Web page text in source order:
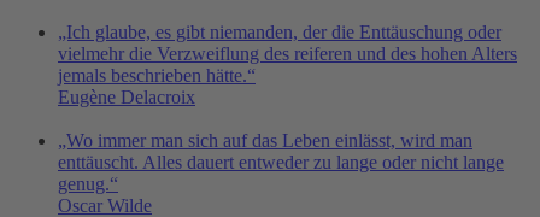
„Ich glaube, es gibt niemanden, der die Enttäuschung oder
vielmehr die Verzweiflung des reiferen und des hohen Alters
jemals beschrieben hätte.“
Eugène Delacroix
„Wo immer man sich auf das Leben einlässt, wird man
enttäuscht. Alles dauert entweder zu lange oder nicht lange
genug.“
Oscar Wilde